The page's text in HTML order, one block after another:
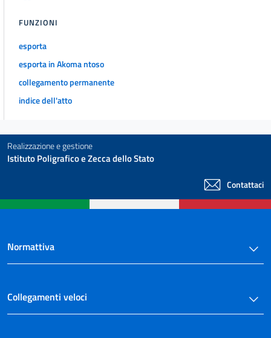
FUNZIONI
esporta
esporta in Akoma ntoso
collegamento permanente
indice dell'atto
Realizzazione e gestione
Istituto Poligrafico e Zecca dello Stato
Contattaci
Normattiva
Collegamenti veloci